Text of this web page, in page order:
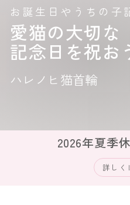
お誕生日やうちの子
愛猫の大切な
記念日を祝お
ハレノヒ猫首輪
2026年夏季
詳しく